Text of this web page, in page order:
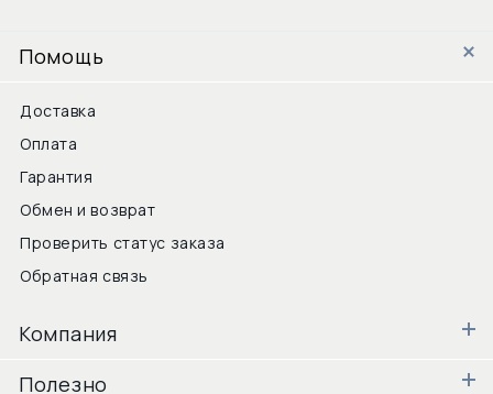
Помощь
Доставка
Оплата
Гарантия
Обмен и возврат
Проверить статус заказа
Обратная связь
Компания
Полезно